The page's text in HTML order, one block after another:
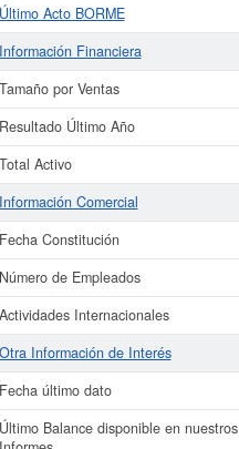
Último Acto BORME
Información Financiera
Tamaño por Ventas
Resultado Último Año
Total Activo
Información Comercial
Fecha Constitución
Número de Empleados
Actividades Internacionales
Otra Información de Interés
Fecha último dato
Último Balance disponible en nuestros